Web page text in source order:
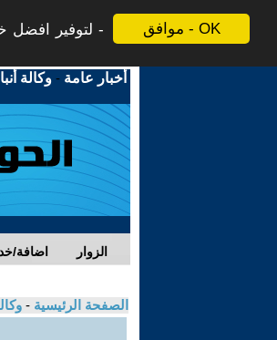
موافق - OK
لتوفير افضل
أخبار عامة -وكالة
اضافة/ الزوار
الصفحة الرئيسية -